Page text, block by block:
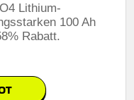
Lithium-
100 Ah
Rabatt.